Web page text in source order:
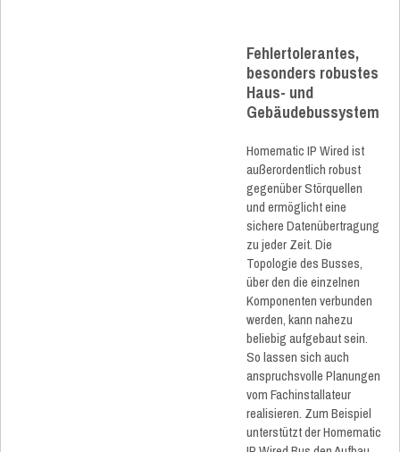
Fehlertolerantes,
besonders robustes
Haus- und
Gebäudebussystem
Homematic IP Wired ist
außerordentlich robust
gegenüber Störquellen
und ermöglicht eine
sichere Datenübertragung
zu jeder Zeit. Die
Topologie des Busses,
über den die einzelnen
Komponenten verbunden
werden, kann nahezu
beliebig aufgebaut sein.
So lassen sich auch
anspruchsvolle Planungen
vom Fachinstallateur
realisieren. Zum Beispiel
unterstützt der Homematic